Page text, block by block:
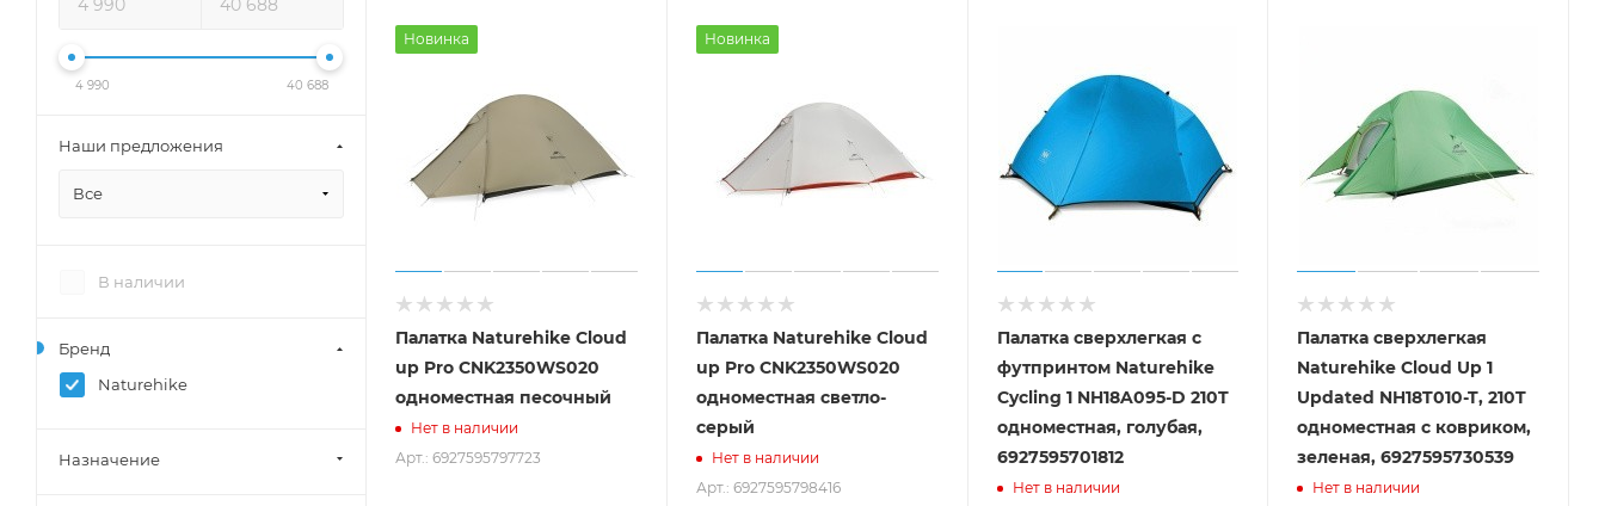
Новинка
Палатка Naturehike Cloud
up Pro CNK2350WS020
одноместная песочный
Нет в наличии
Арт.: 6927595797723
Новинка
Палатка Naturehike Cloud
up Pro CNK2350WS020
одноместная светло-
серый
Нет в наличии
Арт.: 6927595798416
Палатка сверхлегкая с
футпринтом Naturehike
Cycling 1 NH18A095-D 210T
одноместная, голубая,
6927595701812
Нет в наличии
Палатка сверхлегкая
Naturehike Сloud Up 1
Updated NH18T010-T, 210T
одноместная с ковриком,
зеленая, 6927595730539
Нет в наличии
4 990 40 688
Наши предложения
Все
В наличии
Бренд
Naturehike
Назначение